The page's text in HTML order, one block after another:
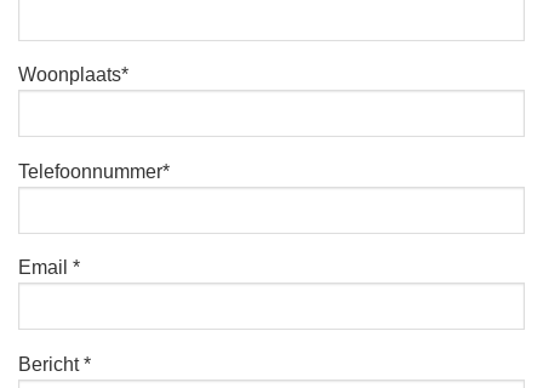
Woonplaats*
Telefoonnummer*
Email *
Bericht *